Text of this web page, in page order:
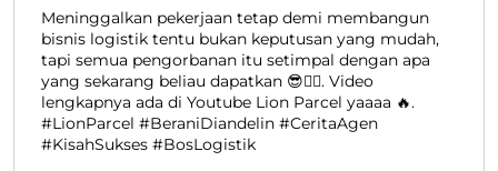
Meninggalkan pekerjaan tetap demi membangun
bisnis logistik tentu bukan keputusan yang mudah,
tapi semua pengorbanan itu setimpal dengan apa
yang sekarang beliau dapatkan 😎👍🏻. Video
lengkapnya ada di Youtube Lion Parcel yaaaa 🔥.
#LionParcel #BeraniDiandelin #CeritaAgen
#KisahSukses #BosLogistik